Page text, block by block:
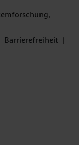
Barrierefreiheit |